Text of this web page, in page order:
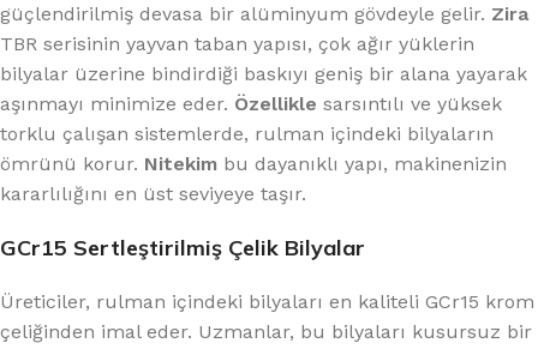
güçlendirilmiş devasa bir alüminyum gövdeyle gelir. Zira
TBR serisinin yayvan taban yapısı, çok ağır yüklerin
bilyalar üzerine bindirdiği baskıyı geniş bir alana yayarak
aşınmayı minimize eder. Özellikle sarsıntılı ve yüksek
torklu çalışan sistemlerde, rulman içindeki bilyaların
ömrünü korur. Nitekim bu dayanıklı yapı, makinenizin
kararlılığını en üst seviyeye taşır.
GCr15 Sertleştirilmiş Çelik Bilyalar
Üreticiler, rulman içindeki bilyaları en kaliteli GCr15 krom
çeliğinden imal eder. Uzmanlar, bu bilyaları kusursuz bir